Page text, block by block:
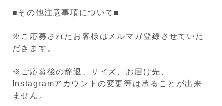
■その他注意事項について■
※ご応募されたお客様はメルマガ登録させていた
だきます。
※ご応募後の辞退、サイズ、お届け先、
Instagramアカウントの変更等は承ることが出来
ません。